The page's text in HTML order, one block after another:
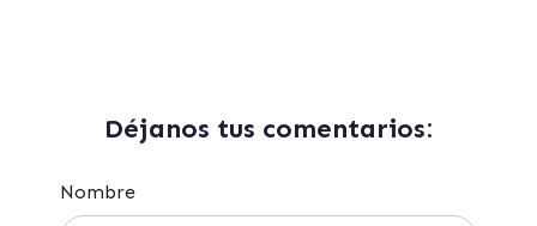
Déjanos tus comentarios:
Nombre